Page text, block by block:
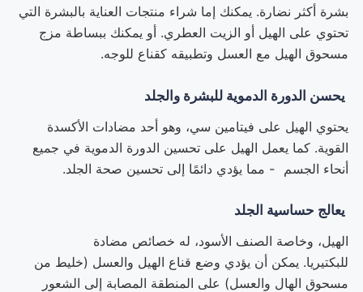
بشرة أكثر نضارة. يمكنك إما شراء منتجات العناية بالبشرة التي
تحتوي على الهيل أو الزيت العطري. أو يمكنك ببساطة مزج
مسحوق الهيل مع العسل وتطبيقه كقناع للوجه.
يحسن الدورة الدموية للبشرة والجلد
يحتوي الهيل على فيتامين سي، وهو أحد مضادات الأكسدة
القوية. كما يعمل الهيل على تحسين الدورة الدموية في جميع
أنحاء الجسم - مما يؤدي دائمًا إلى تحسين صحة الجلد.
يعالج حساسية الجلد
الهيل، وخاصة الصنف الأسود، له خصائص مضادة
للبكتيريا. يمكن أن يؤدي وضع قناع الهيل والعسل (خليط من
مسحوق الهال والعسل) على المنطقة المصابة إلى الشعور